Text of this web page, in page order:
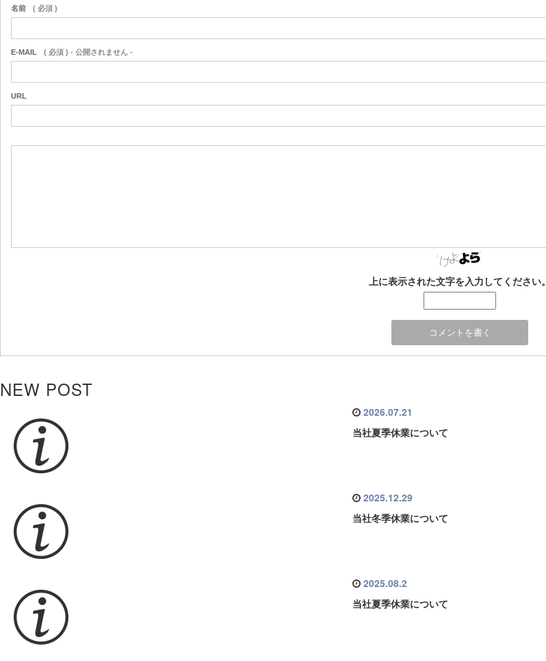
名前 ( 必須 )
E-MAIL ( 必須 ) - 公開されません -
URL
上に表示された文字を入力してください。
NEW POST
2026.07.21
当社夏季休業について
2025.12.29
当社冬季休業について
2025.08.2
当社夏季休業について